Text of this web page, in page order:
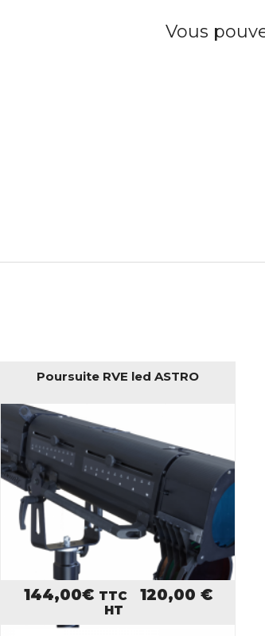
Vous
Poursuite RVE led ASTRO
144,00€ TTC 120,00 €
HT